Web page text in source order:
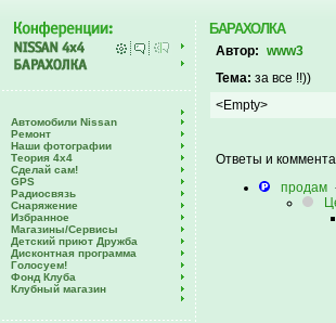
Автомобили Nissan
Ремонт
Наши фотографии
Теория 4х4
Сделай сам!
GPS
Радиосвязь
Снаряжение
Избранное
Магазины/Сервисы
Детский приют Дружба
Дисконтная программа
Голосуем!
Фонд Клуба
Клубный магазин
БАРАХОЛКА
Автор: www3
Тема: за все !!))
<Empty>
Ответы и
продам